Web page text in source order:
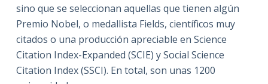
sino que se seleccionan aquellas que tienen algún
Premio Nobel, o medallista Fields, científicos muy
citados o una producción apreciable en Science
Citation Index-Expanded (SCIE) y Social Science
Citation Index (SSCI). En total, son unas 1200